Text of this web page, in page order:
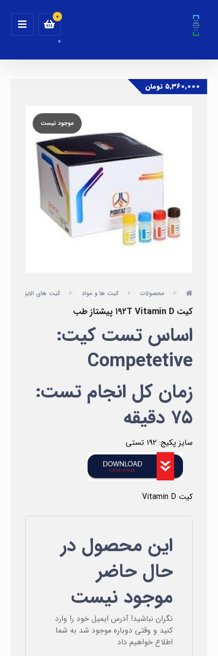
0
موجود نیست
محصولات کیت ها و مواد کیت های الایزا
کیت ۱۹۲T Vitamin D پیشتاز طب
۵,۳۶۰,۰۰۰ تومان
اساس تست کیت:
Competetive
زمان کل انجام تست:
۷۵ دقیقه
سایز پکیج: ۱۹۲ تستی
کیت Vitamin D
این محصول در
حال حاضر
موجود نیست
نگران نباشید! آدرس ایمیل خود را وارد
کنید و وقتی دوباره موجود شد به شما
اطلاع خواهیم داد